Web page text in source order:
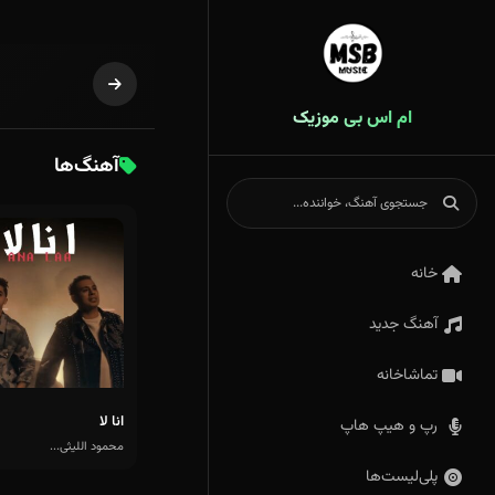
ام اس بی موزیک
خانه
آهنگ جدید
تماشاخانه
رپ و هیپ هاپ
پلی‌لیست‌ها
آهنگ‌ها
انا لا
محمود اللیثی...